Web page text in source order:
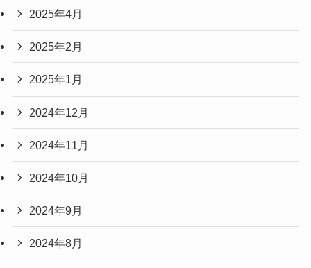
2025年4月
2025年2月
2025年1月
2024年12月
2024年11月
2024年10月
2024年9月
2024年8月